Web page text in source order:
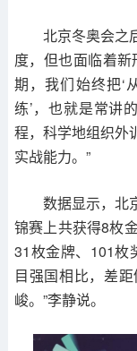
北京冬奥会之
度，但也面临着
期，我们始终把‘
练’，也就是常讲
程，科学地组织外
实战能力。”
数据显示，北
锦赛上共获得8枚
31枚金牌、101枚
目强国相比，差
峻。”李静说。